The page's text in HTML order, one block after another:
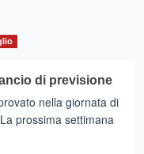
di previsione
nella giornata di
prossima settimana